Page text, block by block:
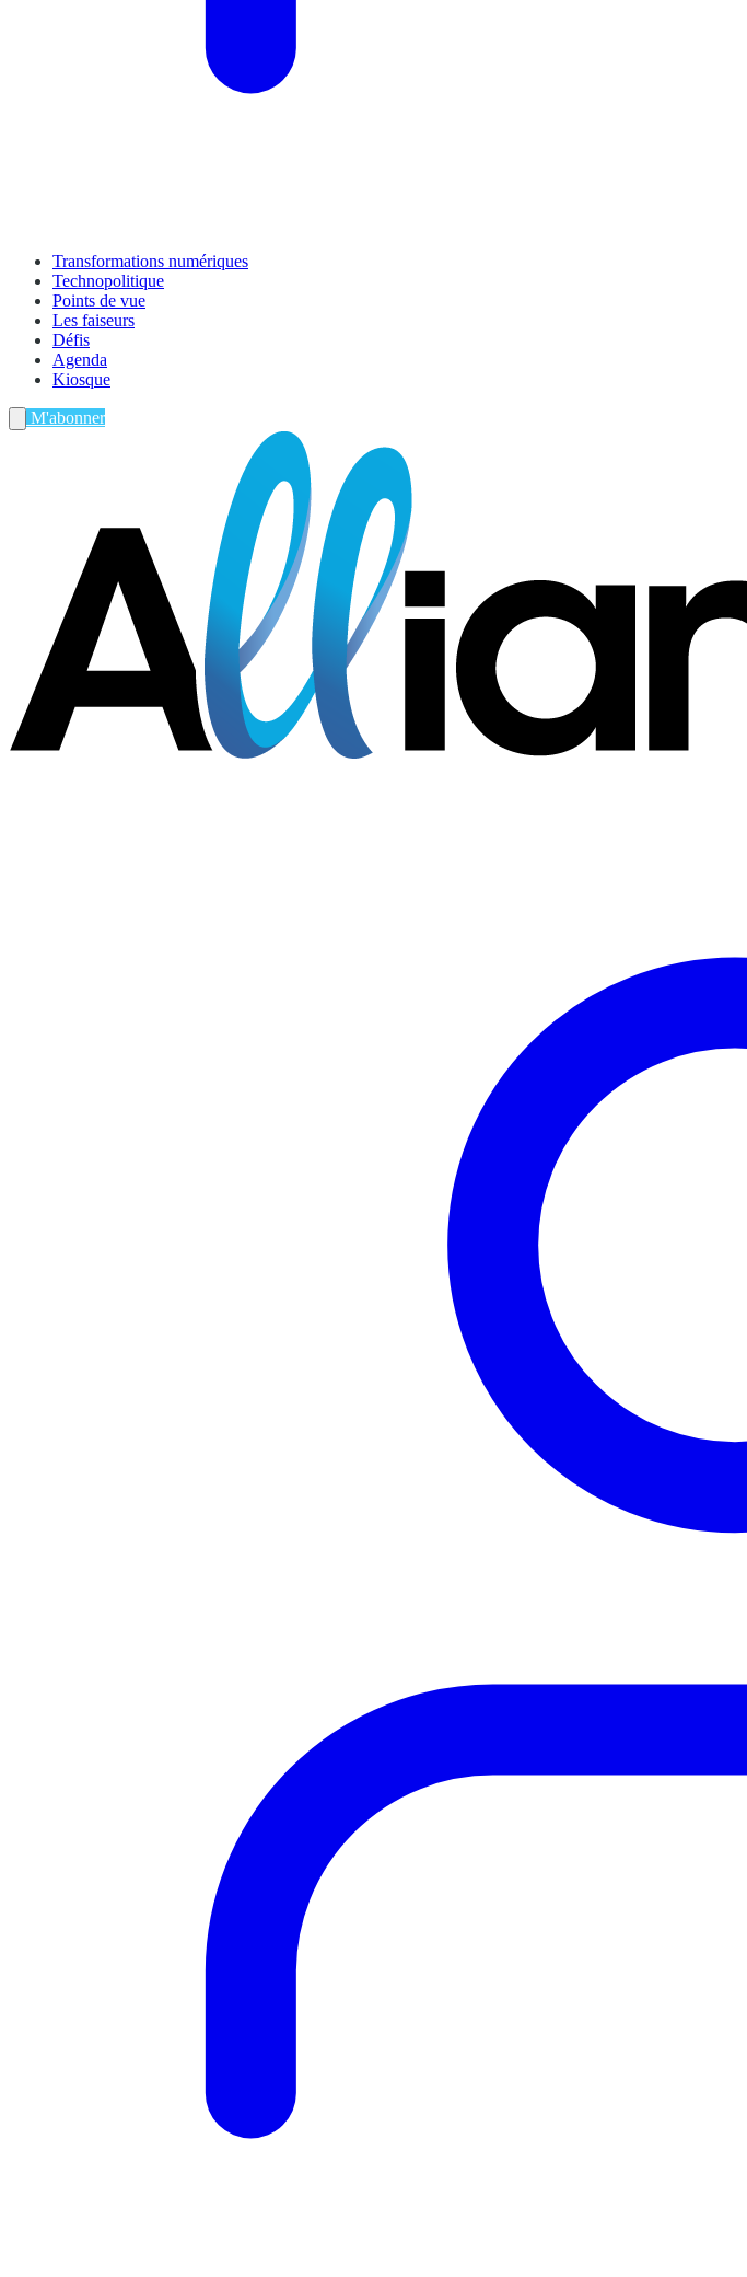
Transformations numériques
Technopolitique
Points de vue
Les faiseurs
Défis
Agenda
Kiosque
M'abonner